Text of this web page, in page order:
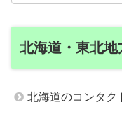
北海道・東北地
北海道のコンタク